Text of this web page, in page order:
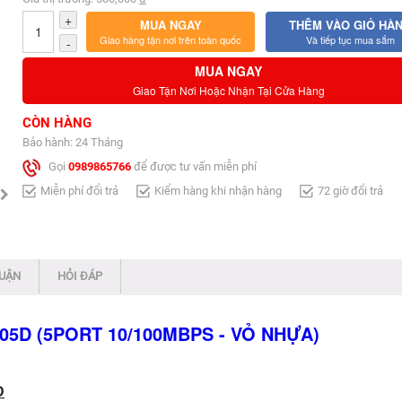
+
-
MUA NGAY
Giao hàng tận nơi trên toàn quốc
THÊM VÀO GIỎ
Và tiếp tục mua sắm
MUA NGAY
Giao Tận Nơi Hoặc Nhận Tại Cửa Hàng
CÒN HÀNG
Bảo hành: 24 Tháng
Gọi0989865766 để được tư vấn miễn phí
Miễn phí đổi trả
Kiểm hàng khi nhận hàng 72 giờ đổi trả
HỎI ĐÁP
(5PORT 10/100MBPS - VỎ NHỰA)